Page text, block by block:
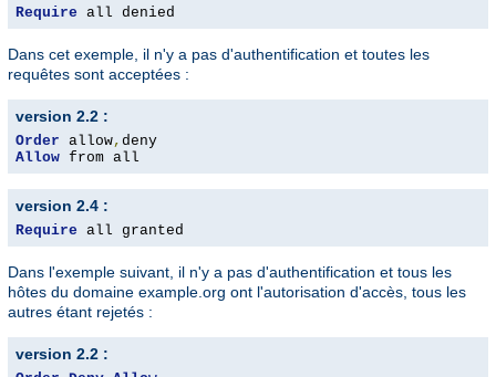
Require all denied
Dans cet exemple, il n'y a pas d'authentification et toutes les
requêtes sont acceptées :
version 2.2 :
Order allow,
Allow from all
version 2.4 :
Require all granted
Dans l'exemple suivant, il n'y a pas d'authentification et tous les
hôtes du domaine example.org ont l'autorisation d'accès, tous les
autres étant rejetés :
version 2.2 :